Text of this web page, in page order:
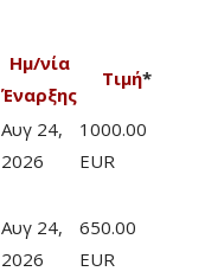
Ημ/νία
Έναρξης
Τιμή*
Αυγ 24,
2026
1000.00
EUR
Αυγ 24,
2026
650.00
EUR